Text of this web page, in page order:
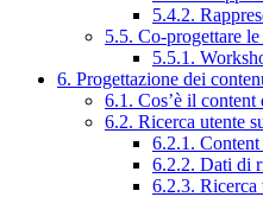
5.4.2.
5.5. Co-progettare
5.5.1.
6. Progettazione dei
6.1. Cos’è il content
6.2. Ricerca utente
6.2.1.
6.2.2. Dati di
6.2.3. Ricerca